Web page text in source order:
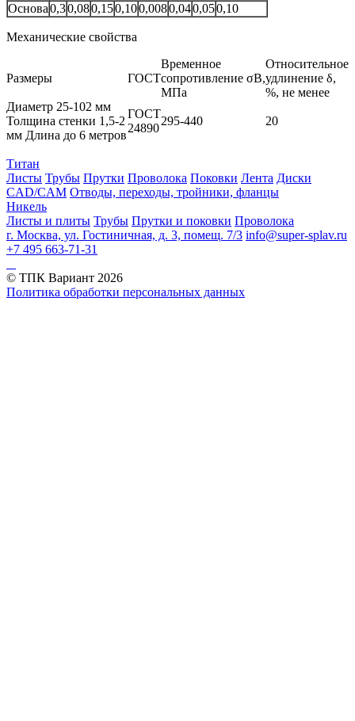
Основа0,30,080,150,100,0080,040,050,10
Механические свойства
Размеры ГОСТ
Временное
сопротивление σB,
МПа
Относительное
удлинение δ,
%, не менее
Диаметр 25-102 мм
Толщина стенки 1,5-2
мм Длина до 6 метров
ГОСТ
24890
295-440 20
Титан
Листы Трубы Прутки Проволока Поковки Лента Диски
CAD/CAM Отводы, переходы, тройники, фланцы
Никель
Листы и плиты Трубы Прутки и поковки Проволока
г. Москва, ул. Гостиничная, д. 3, помещ. 7/3 info@super-splav.ru
+7 495 663-71-31
© ТПК Вариант 2026
Политика обработки персональных данных